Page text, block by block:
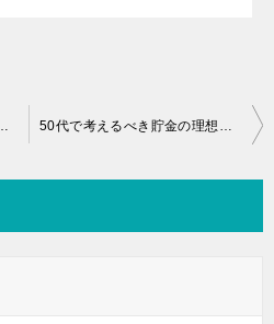
と対処法！来ない理由は？ 50代で考えるべき貯金の理想と現実！50代貯金の平均中央値とは？